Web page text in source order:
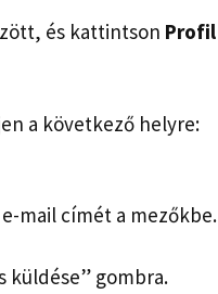
és kattintson Profil
a következő helyre:
mail címét a mezőkbe.
küldése” gombra.